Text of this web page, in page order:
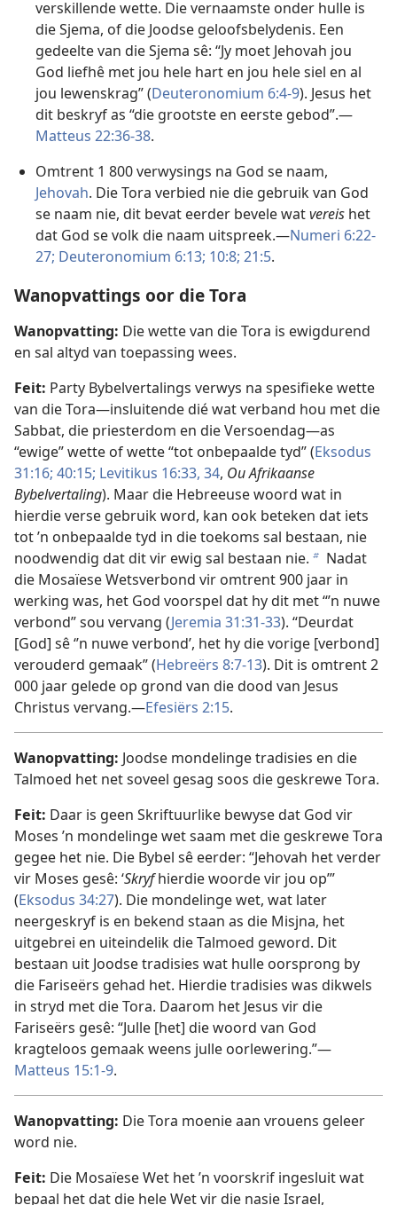
verskillende wette. Die vernaamste onder hulle is
die Sjema, of die Joodse geloofsbelydenis. Een
gedeelte van die Sjema sê: “Jy moet Jehovah jou
God liefhê met jou hele hart en jou hele siel en al
jou lewenskrag” (Deuteronomium 6:4-9). Jesus het
dit beskryf as “die grootste en eerste gebod”.—
Matteus 22:36-38.
Omtrent 1 800 verwysings na God se naam,
Jehovah. Die Tora verbied nie die gebruik van God
se naam nie, dit bevat eerder bevele watvereis het
dat God se volk die naam uitspreek.—Numeri 6:22-
27; Deuteronomium 6:13; 10:8; 21:5.
Wanopvattings oor die Tora
Wanopvatting: Die wette van die Tora is ewigdurend
en sal altyd van toepassing wees.
Feit: Party Bybelvertalings verwys na spesifieke wette
van die Tora—insluitende dié wat verband hou met die
Sabbat, die priesterdom en die Versoendag—as
“ewige” wette of wette “tot onbepaalde tyd” (Eksodus
31:16; 40:15; Levitikus 16:33, 34, Ou Afrikaanse
Bybelvertaling). Maar die Hebreeuse woord wat in
hierdie verse gebruik word, kan ook beteken dat iets
tot ’n onbepaalde tyd in die toekoms sal bestaan, nie
noodwendig dat dit vir ewig sal bestaan nie. b Nadat
die Mosaïese Wetsverbond vir omtrent 900 jaar in
werking was, het God voorspel dat hy dit met “’n nuwe
verbond” sou vervang (Jeremia 31:31-33). “Deurdat
[God] sê ‘’n nuwe verbond’, het hy die vorige [verbond]
verouderd gemaak” (Hebreërs 8:7-13). Dit is omtrent 2
000 jaar gelede op grond van die dood van Jesus
Christus vervang.—Efesiërs 2:15.
Wanopvatting: Joodse mondelinge tradisies en die
Talmoed het net soveel gesag soos die geskrewe Tora.
Feit: Daar is geen Skriftuurlike bewyse dat God vir
Moses ’n mondelinge wet saam met die geskrewe Tora
gegee het nie. Die Bybel sê eerder: “Jehovah het verder
vir Moses gesê: ‘Skryfhierdie woorde vir jou op’”
(Eksodus 34:27). Die mondelinge wet, wat later
neergeskryf is en bekend staan as die Misjna, het
uitgebrei en uiteindelik die Talmoed geword. Dit
bestaan uit Joodse tradisies wat hulle oorsprong by
die Fariseërs gehad het. Hierdie tradisies was dikwels
in stryd met die Tora. Daarom het Jesus vir die
Fariseërs gesê: “Julle [het] die woord van God
kragteloos gemaak weens julle oorlewering.”—
Matteus 15:1-9.
Wanopvatting: Die Tora moenie aan vrouens geleer
word nie.
Feit: Die Mosaïese Wet het ’n voorskrif ingesluit wat
bepaal het dat die hele Wet vir die nasie Israel,